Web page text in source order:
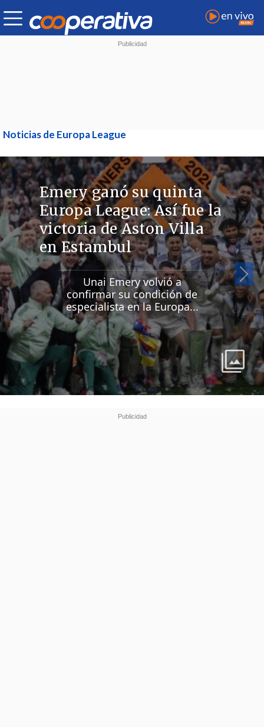
Noticias de Europa League
Emery ganó su quinta
Europa League: Así fue la
victoria de Aston Villa
en Estambul
Unai Emery volvió a
confirmar su condición de
especialista en la Europa...